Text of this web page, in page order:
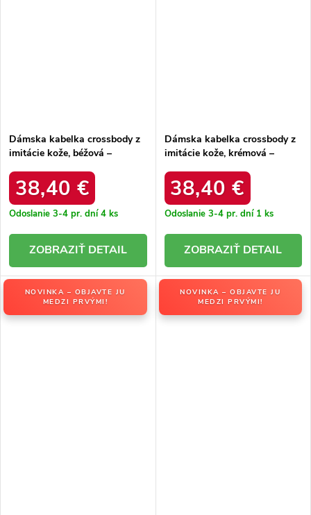
Dámska kabelka crossbody z
imitácie kože, béžová –
/ F9963 BEIGE
38,40 €
Odoslanie 3-4 pr. dní4 ks
DETAIL
Dámska kabelka crossbody z
imitácie kože, krémová –
/ F9963 ECRU
38,40 €
Odoslanie 3-4 pr. dní 1 ks
DETAIL
NOVINKA – OBJAVTE JU
MEDZI PRVÝMI!
NOVINKA – OBJAVTE JU
MEDZI PRVÝMI!